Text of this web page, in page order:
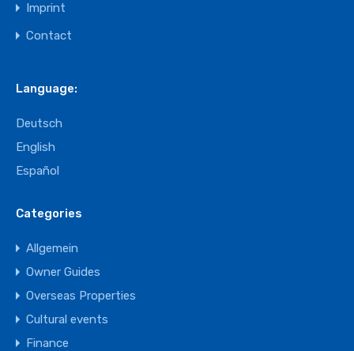
Imprint
Contact
Language:
Deutsch
English
Español
Categories
Allgemein
Owner Guides
Overseas Properties
Cultural events
Finance